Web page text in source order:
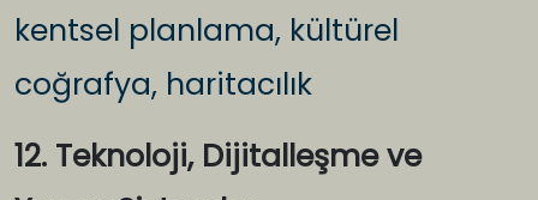
kentsel planlama, kültürel
coğrafya, haritacılık
12. Teknoloji, Dijitalleşme ve